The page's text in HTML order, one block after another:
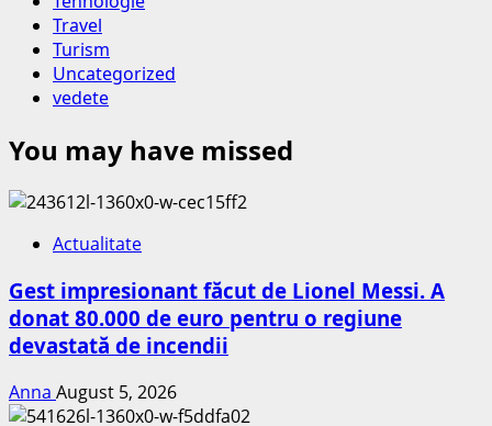
Travel
Turism
Uncategorized
vedete
You may have missed
Actualitate
Gest impresionant făcut de Lionel Messi. A
donat 80.000 de euro pentru o regiune
devastată de incendii
Anna August 5, 2026